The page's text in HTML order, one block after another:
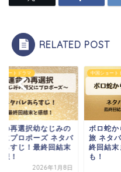
RELATED POST
の
バ
末
中国ショートドラマ
ボロ蛇から始める進化の
旅 ネタバレあらすじ！最
終回結末まとめと感想